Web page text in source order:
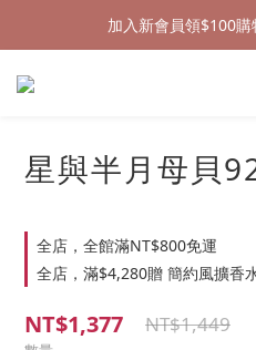
加入新會員領$100購
加入新會員領$100購
七夕情人節禮物❤85
星與半月母貝
全店，全館滿NT$800免運
全店，滿$4,280贈 簡約風擴香
NT$1,377 NT$1,449